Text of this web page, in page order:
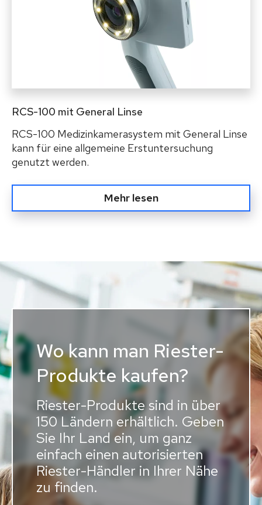
RCS-100 mit General Linse
RCS-100 Medizinkamerasystem mit General Linse
kann für eine allgemeine Erstuntersuchung
genutzt werden.
Mehr lesen
Wo kann man Riester-
Produkte kaufen?
Riester-Produkte sind in über
150 Ländern erhältlich. Geben
Sie Ihr Land ein, um ganz
einfach einen autorisierten
Riester-Händler in Ihrer Nähe
zu finden.